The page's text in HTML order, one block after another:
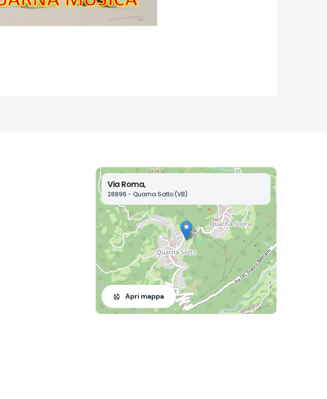
Via Roma,
28896 - Quarna Sotto (VB)
Apri mappa